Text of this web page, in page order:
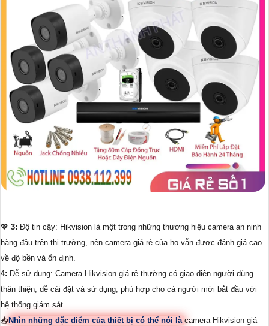
💖 3: Độ tin cậy: Hikvision là một trong những thương hiệu camera an ninh
hàng đầu trên thị trường, nên camera giá rẻ của họ vẫn được đánh giá cao
về độ bền và ổn định.
4: Dễ sử dụng: Camera Hikvision giá rẻ thường có giao diện người dùng
thân thiện, dễ cài đặt và sử dụng, phù hợp cho cả người mới bắt đầu với
hệ thống giám sát.
📥 Nhìn những đặc điểm của thiết bị có thể nói là camera Hikvision giá